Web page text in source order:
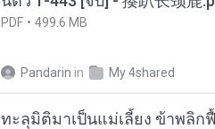
PDF 499.6 MB
Pandarin in My 4shared
ทะลุมิติมาเป็นแม่เลี้ยง ข้าพลิก